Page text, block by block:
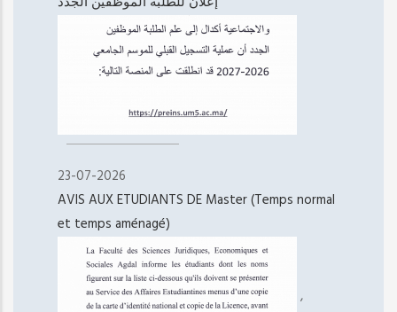
23-07-2026
AVIS AUX ETUDIANTS DE Master (Temps normal
et temps aménagé)
,